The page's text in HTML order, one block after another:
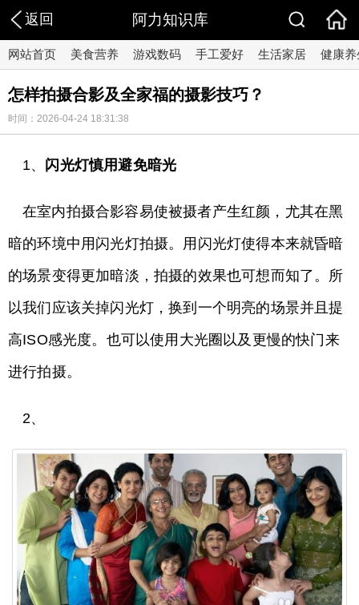
返回 阿力知识库
网站首页 美食营养 游戏数码 手工爱好 生活家居 健康养
怎样拍摄合影及全家福的摄影技巧？
时间：2026-04-24 18:31:38
1、 闪光灯慎用避免暗光
在室内拍摄合影容易使被摄者产生红颜，尤其在黑
暗的环境中用闪光灯拍摄。用闪光灯使得本来就昏暗
的场景变得更加暗淡，拍摄的效果也可想而知了。所
以我们应该关掉闪光灯，换到一个明亮的场景并且提
高ISO感光度。也可以使用大光圈以及更慢的快门来
进行拍摄。
2、